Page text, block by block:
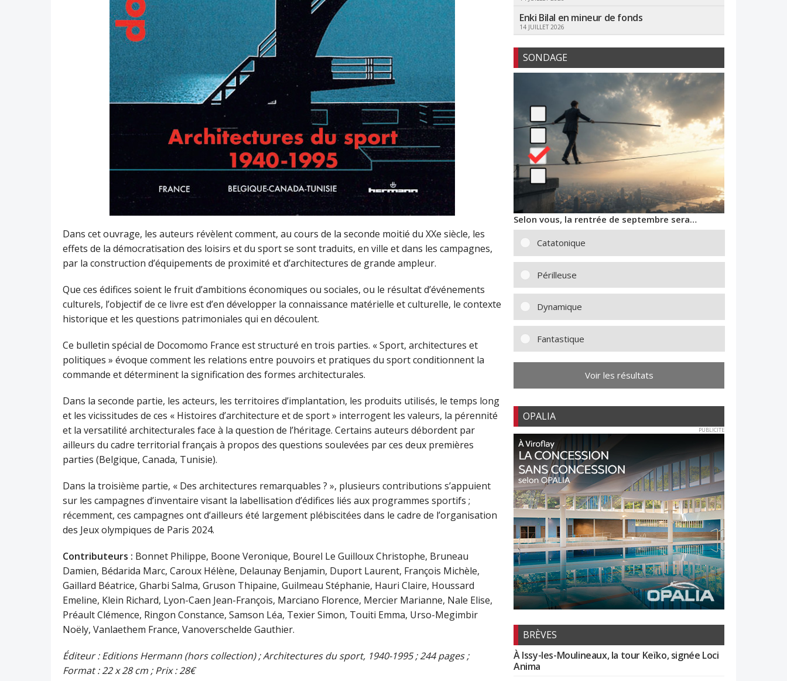
Dans cet ouvrage, les auteurs révèlent comment, au cours de la seconde moitié du XXe siècle, les
effets de la démocratisation des loisirs et du sport se sont traduits, en ville et dans les campagnes,
par la construction d’équipements de proximité et d’architectures de grande ampleur.
Que ces édifices soient le fruit d’ambitions économiques ou sociales, ou le résultat d’événements
culturels, l’objectif de ce livre est d’en développer la connaissance matérielle et culturelle, le contexte
historique et les questions patrimoniales qui en découlent.
Ce bulletin spécial de Docomomo France est structuré en trois parties. « Sport, architectures et
politiques » évoque comment les relations entre pouvoirs et pratiques du sport conditionnent la
commande et déterminent la signification des formes architecturales.
Dans la seconde partie, les acteurs, les territoires d’implantation, les produits utilisés, le temps long
et les vicissitudes de ces « Histoires d’architecture et de sport » interrogent les valeurs, la pérennité
et la versatilité architecturales face à la question de l’héritage. Certains auteurs débordent par
ailleurs du cadre territorial français à propos des questions soulevées par ces deux premières
parties (Belgique, Canada, Tunisie).
Dans la troisième partie, « Des architectures remarquables ? », plusieurs contributions s’appuient
sur les campagnes d’inventaire visant la labellisation d’édifices liés aux programmes sportifs ;
récemment, ces campagnes ont d’ailleurs été largement plébiscitées dans le cadre de l’organisation
des Jeux olympiques de Paris 2024.
Contributeurs : Bonnet Philippe, Boone Veronique, Bourel Le Guilloux Christophe, Bruneau
Damien, Bédarida Marc, Caroux Hélène, Delaunay Benjamin, Duport Laurent, François Michèle,
Gaillard Béatrice, Gharbi Salma, Gruson Thipaine, Guilmeau Stéphanie, Hauri Claire, Houssard
Emeline, Klein Richard, Lyon-Caen Jean-François, Marciano Florence, Mercier Marianne, Nale Elise,
Préault Clémence, Ringon Constance, Samson Léa, Texier Simon, Touiti Emma, Urso-Megimbir
Noëly, Vanlaethem France, Vanoverschelde Gauthier.
Éditeur : Editions Hermann (hors collection) ; Architectures du sport, 1940-1995 ; 244 pages ;
Format : 22 x 28 cm ; Prix : 28€
Enki Bilal en mineur de fonds
14 JUILLET 2026
SONDAGE
Selon vous, la rentrée de septembre sera…
Catatonique
Périlleuse
Dynamique
Fantastique
Voir les résultats
OPALIA
PUBLICITE
BRÈVES
À Issy-les-Moulineaux, la tour Keïko, signée Loci
Anima